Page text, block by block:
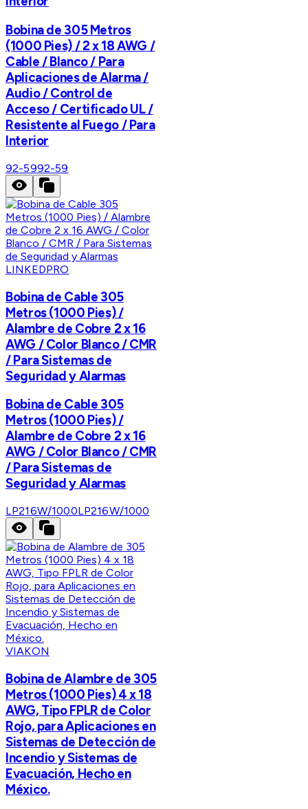
Bobina de 305 Metros
(1000 Pies) / 2 x 18 AWG /
Cable / Blanco / Para
Aplicaciones de Alarma /
Audio / Control de
Acceso / Certificado UL /
Resistente al Fuego / Para
Interior
92-5992-59
LINKEDPRO
Bobina de Cable 305
Metros (1000 Pies) /
Alambre de Cobre 2 x 16
AWG / Color Blanco / CMR
/ Para Sistemas de
Seguridad y Alarmas
Bobina de Cable 305
Metros (1000 Pies) /
Alambre de Cobre 2 x 16
AWG / Color Blanco / CMR
/ Para Sistemas de
Seguridad y Alarmas
LP216W/1000LP216W/1000
VIAKON
Bobina de Alambre de 305
Metros (1000 Pies) 4 x 18
AWG, Tipo FPLR de Color
Rojo, para Aplicaciones en
Sistemas de Detección de
Incendio y Sistemas de
Evacuación, Hecho en
México.